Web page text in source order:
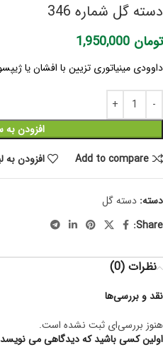
دسته گل شماره 346
تومان
داوودی مینیاتوری تزیین با افشان یا
افزودن
Add to compare
افزودن
دسته: دسته گل
Share:
نظرات (0)
نقد و بررسی‌ها
هنوز بررسی‌ای ثبت نشده است.
اولین کسی باشید که دیدگاهی می نویسد